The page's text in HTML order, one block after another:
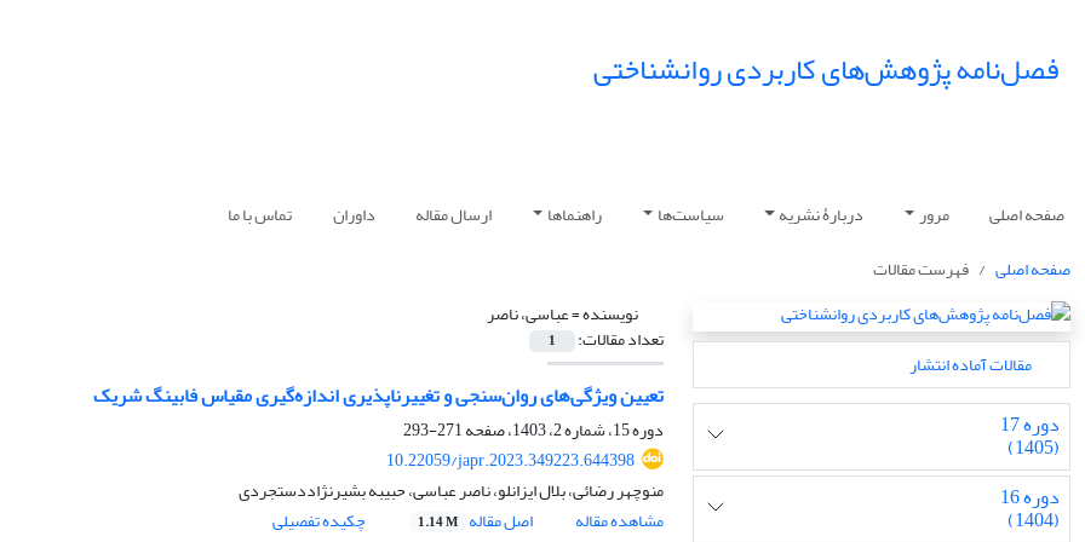
فصل‌نامه پژوهش‌های کاربردی روانشناختی
صفحه اصلی مرور دربارۀ نشریه سیاست‌ها راهنماها ارسال مقاله داوران
تماس با ما
صفحه اصلی
فهرست مقالات
مقالات آماده انتشار
دوره 17
(1405)
دوره 16
(1404)
نویسنده =عباسی، ناصر
تعداد مقالات: 1
تعیین ویژگی‌های روان‌سنجی و تغییرناپذیری اندازه‌گیری مقیاس فابینگ شریک
دوره 15، شماره 2، 1403، صفحه
271-293
10.22059/japr.2023.349223.644398
منوچهر رضائی، بلال ایزانلو، ناصر عباسی، حبیبه بشیرنژاددستجردی
مشاهده مقاله
اصل مقاله 1.14 M چکیده تفصیلی